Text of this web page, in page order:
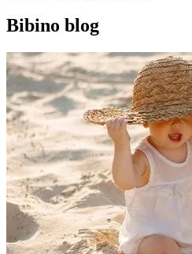
Bibino blog